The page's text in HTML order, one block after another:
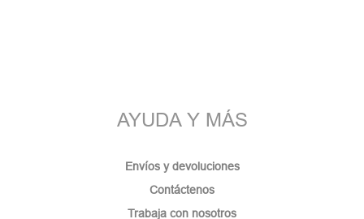
AYUDA Y MÁS
Envíos y devoluciones
Contáctenos
Trabaja con nosotros